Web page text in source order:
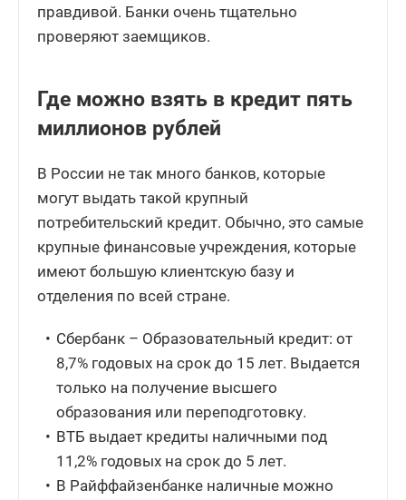
правдивой. Банки очень тщательно
проверяют заемщиков.
Где можно взять в кредит пять
миллионов рублей
В России не так много банков, которые
могут выдать такой крупный
потребительский кредит. Обычно, это самые
крупные финансовые учреждения, которые
имеют большую клиентскую базу и
отделения по всей стране.
Сбербанк – Образовательный кредит: от
8,7% годовых на срок до 15 лет. Выдается
только на получение высшего
образования или переподготовку.
ВТБ выдает кредиты наличными под
11,2% годовых на срок до 5 лет.
В Райффайзенбанке наличные можно